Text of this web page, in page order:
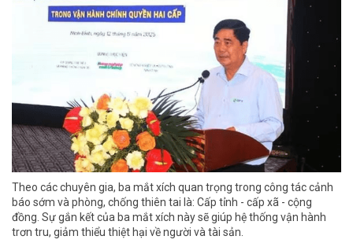
Theo các chuyên gia, ba mắt xích quan trọng trong công tác cảnh
báo sớm và phòng, chống thiên tai là: Cấp tỉnh - cấp xã - cộng
đồng. Sự gắn kết của ba mắt xích này sẽ giúp hệ thống vận hành
trơn tru, giảm thiểu thiệt hại về người và tài sản.